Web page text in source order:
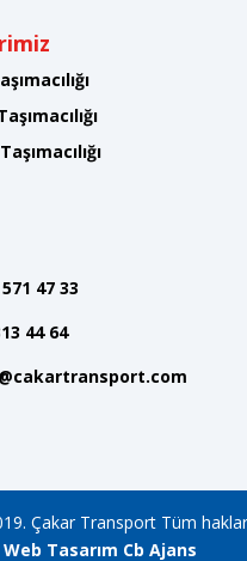
47 33
44 64
Çakar Transport Tüm hakları
Web Tasarım Cb Ajans